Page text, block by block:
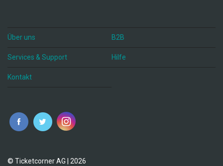
Über uns B2B
Services & Support Hilfe
Kontakt
© Ticketcorner AG | 2026